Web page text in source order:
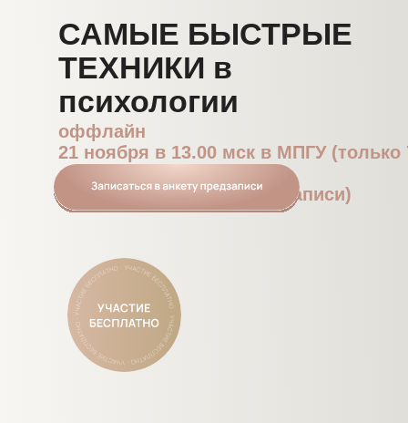
САМЫЕ БЫСТРЫЕ
ТЕХНИКИ в
психологии
оффлайн
21 ноября в 13.00 мск в МПГУ (только
онлайн
24 ноября в 12.00 мск (в записи)